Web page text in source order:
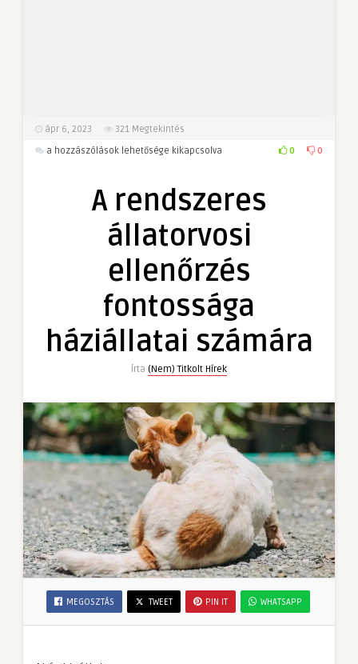
ápr 6, 2023 321 Megtekintés
Aa hozzászólások lehetősége kikapcsolva 0 0
A rendszeres
állatorvosi
ellenőrzés
fontossága
háziállatai számára
Írta (Nem) Titkolt Hírek
MEGOSZTÁS TWEET PIN IT WHATSAPP